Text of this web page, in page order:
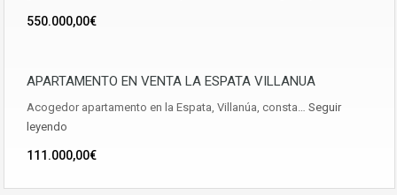
550.000,00€
APARTAMENTO EN VENTA LA ESPATA VILLANUA
Acogedor apartamento en la Espata, Villanúa, consta… Seguir
leyendo
111.000,00€